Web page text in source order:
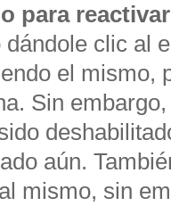
para
dándole clic al
el mismo,
Sin
aún.
mismo, sin